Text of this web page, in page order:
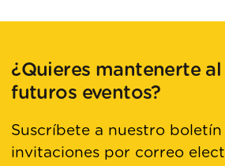
¿Quieres mantenerte
futuros eventos?
Suscríbete a nuestro
invitaciones por correo